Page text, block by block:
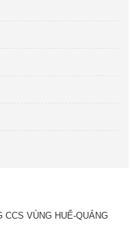
CCS VÙNG HUẾ-QUẢNG